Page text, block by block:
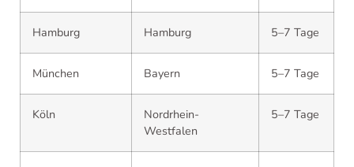
Hamburg Hamburg 5–7 Tage
München Bayern 5–7 Tage
Köln
Nordrhein-
Westfalen
5–7 Tage